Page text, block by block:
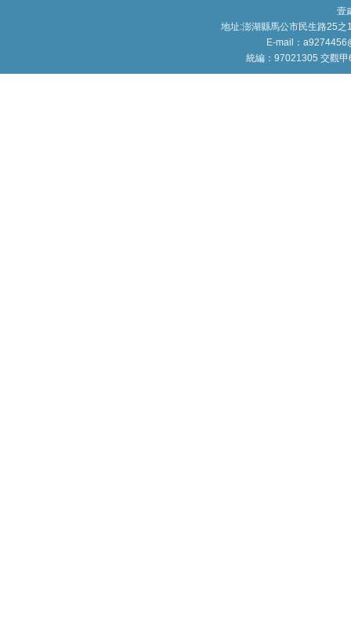
壹
地址:澎湖縣馬公市民生路25
E-mail：
統編：97021305 交觀